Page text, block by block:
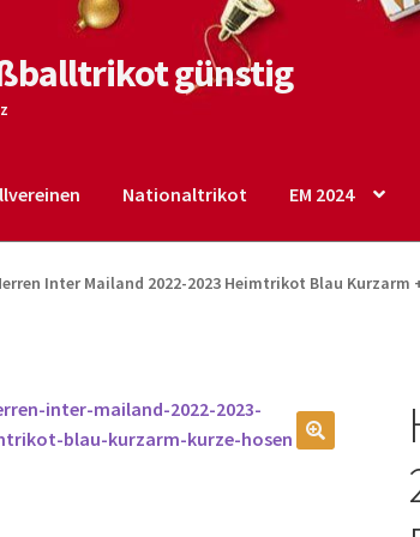
günstig
Nationaltrikot EM 2024
Shop Startseite – English Warenkorb
Inter Mailand 2022-2023 Heimtrikot Blau Kurzarm